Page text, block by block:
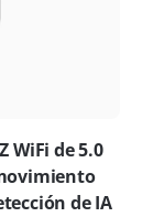
WiFi de 5.0
de IA